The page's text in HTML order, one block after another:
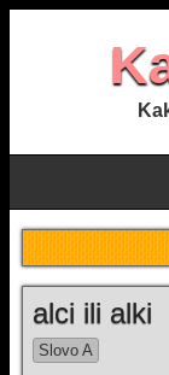
alci ili alki
Slovo A